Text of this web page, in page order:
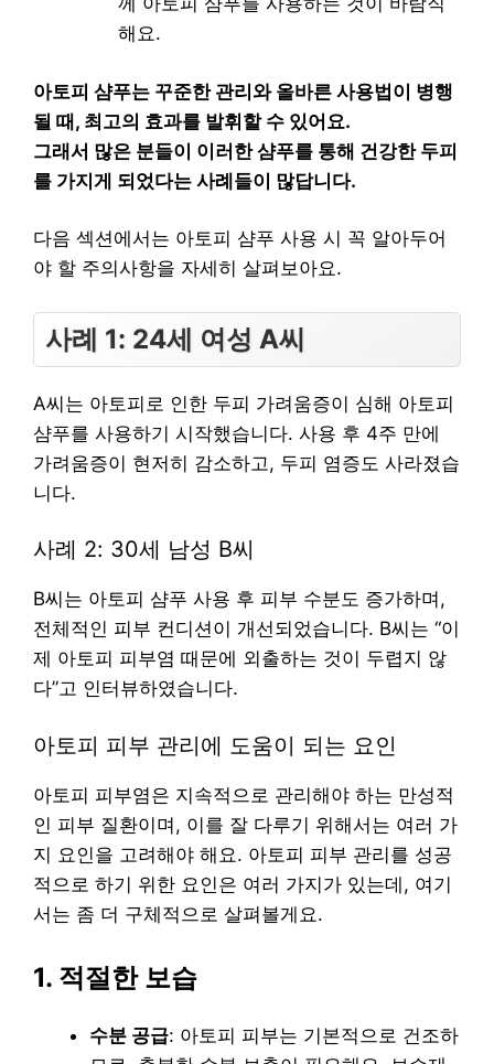
해요.
아토피 샴푸는 꾸준한 관리와 올바른 사용법이 병행
될 때, 최고의 효과를 발휘할 수 있어요.
그래서 많은 분들이 이러한 샴푸를 통해 건강한 두피
를 가지게 되었다는 사례들이 많답니다.
다음 섹션에서는 아토피 샴푸 사용 시 꼭 알아두어
야 할 주의사항을 자세히 살펴보아요.
사례 1: 24세 여성 A씨
A씨는 아토피로 인한 두피 가려움증이 심해 아토피
샴푸를 사용하기 시작했습니다. 사용 후 4주 만에
가려움증이 현저히 감소하고, 두피 염증도 사라졌습
니다.
사례 2: 30세 남성 B씨
B씨는 아토피 샴푸 사용 후 피부 수분도 증가하며,
전체적인 피부 컨디션이 개선되었습니다. B씨는 “이
제 아토피 피부염 때문에 외출하는 것이 두렵지 않
다”고 인터뷰하였습니다.
아토피 피부 관리에 도움이 되는 요인
아토피 피부염은 지속적으로 관리해야 하는 만성적
인 피부 질환이며, 이를 잘 다루기 위해서는 여러 가
지 요인을 고려해야 해요. 아토피 피부 관리를 성공
적으로 하기 위한 요인은 여러 가지가 있는데, 여기
서는 좀 더 구체적으로 살펴볼게요.
1. 적절한 보습
수분 공급: 아토피 피부는 기본적으로 건조하